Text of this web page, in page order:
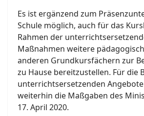
Es ist ergänzend zum
Schule möglich, auch für das
Rahmen der
Maßnahmen weitere
anderen Grundkursfächern zur
zu Hause bereitzustellen. Für die
unterrichtsersetzenden
weiterhin die Maßgaben des
17. April 2020.